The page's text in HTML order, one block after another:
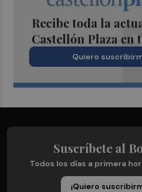
Recibe toda la
Castellón Plaza en
Quiero
Suscríbete al
Todos los días a primera
¡Quiero